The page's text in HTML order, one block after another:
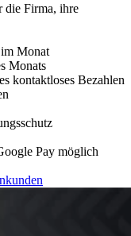
die Firma, ihre
Monat
Monats
kontaktloses Bezahlen
Pay möglich